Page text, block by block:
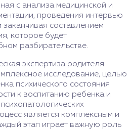
с анализа медицинской и
проведения интервью
заканчивая составлением
которое будет
разбирательстве.
экспертиза родителя
исследование, целью
психического состояния
к воспитанию ребенка и
является комплексным и
этап играет важную роль